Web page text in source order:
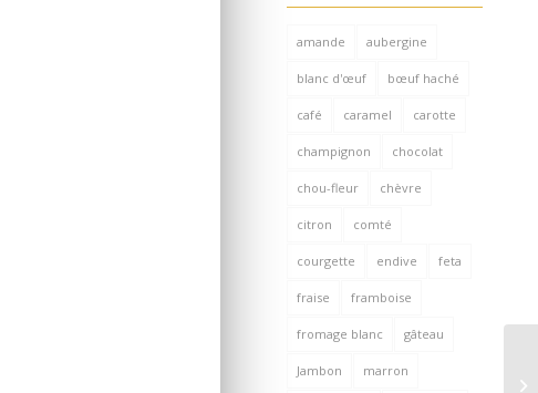
amande aubergine
blanc d'œuf bœuf haché
café caramel carotte
champignon chocolat
chou-fleur chèvre
citron comté
courgette endive feta
fraise framboise
fromage blanc gâteau
Jambon marron